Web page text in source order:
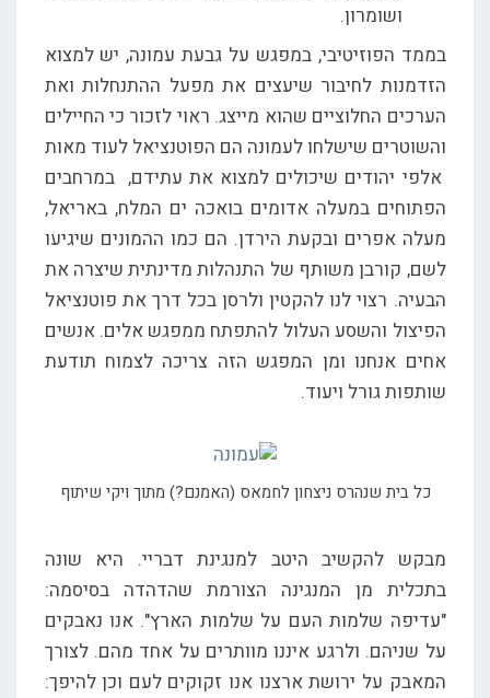
ושומרון.
בממד הפוזיטיבי, במפגש על גבעת עמונה, יש למצוא
הזדמנות לחיבור שיעצים את מפעל ההתנחלות ואת
הערכים החלוציים שהוא מייצג. ראוי לזכור כי החיילים
והשוטרים שישלחו לעמונה הם הפוטנציאל לעוד מאות
אלפי יהודים שיכולים למצוא את עתידם, במרחבים
הפתוחים במעלה אדומים בואכה ים המלח, באריאל,
מעלה אפרים ובקעת הירדן. הם כמו ההמונים שיגיעו
לשם, קורבן משותף של התנהלות מדינתית שיצרה את
הבעיה. רצוי לנו להקטין ולרסן בכל דרך את פוטנציאל
הפיצול והשסע העלול להתפתח ממפגש אלים. אנשים
אחים אנחנו ומן המפגש הזה צריכה לצמוח תודעת
שותפות גורל ויעוד.
כל בית שנהרס ניצחון לחמאס (האמנם?) מתוך ויקי שיתוף
מבקש להקשיב היטב למנגינת דבריי. היא שונה
בתכלית מן המנגינה הצורמת שהדהדה בסיסמה:
"עדיפה שלמות העם על שלמות הארץ". אנו נאבקים
על שניהם. ולרגע איננו מוותרים על אחד מהם. לצורך
המאבק על ירושת ארצנו אנו זקוקים לעם וכן להיפך: